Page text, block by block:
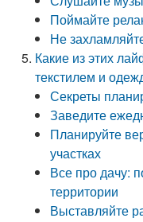
Поймайте
Не
Какие из этих
текстилем и
Секреты
Заведите
Планируйте
участках
Все про дачу:
территории
Выставляйте